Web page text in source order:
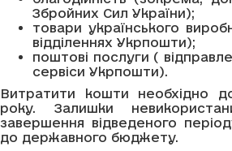
Збройних Сил України);
товари українського
відділеннях Укрпошти);
поштові послуги (
сервіси Укрпошти).
Витратити кошти необхідно
року. Залишки
завершення відведеного
до державного бюджету.